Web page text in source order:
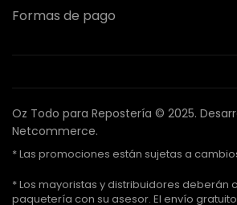
Formas de pago
Oz Todo para Repostería © 2025.
Netcommerce.
* Las promociones están sujetas a
* Los mayoristas y distribuidores deberán
paquetería con su asesor. El envío